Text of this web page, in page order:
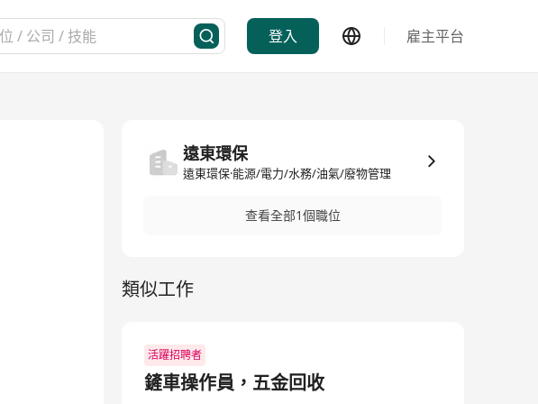
登入 雇主平台
遠東環保
遠東環保·能源/電力/水務/油氣/廢物管理
查看全部1個職位
類似工作
活躍招聘者
鏟車操作員，五金回收